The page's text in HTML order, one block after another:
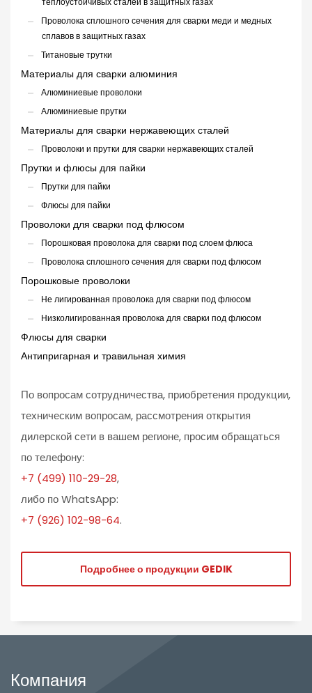
Проволока сплошного сечения для сварки меди и медных
сплавов в защитных газах
Титановые трутки
Материалы для сварки алюминия
Алюминиевые проволоки
Алюминиевые прутки
Материалы для сварки нержавеющих сталей
Проволоки и прутки для сварки нержавеющих сталей
Прутки и флюсы для пайки
Прутки для пайки
Флюсы для пайки
Проволоки для сварки под флюсом
Порошковая проволока для сварки под слоем флюса
Проволока сплошного сечения для сварки под флюсом
Порошковые проволоки
Не лигированная проволока для сварки под флюсом
Низколигированная проволока для сварки под флюсом
Флюсы для сварки
Антипригарная и травильная химия
По вопросам сотрудничества, приобретения продукции,
техническим вопросам, рассмотрения открытия
дилерской сети в вашем регионе, просим обращаться
по телефону:
+7 (499) 110-29-28,
либо по WhatsApp:
+7 (926) 102-98-64.
Подробнее о продукции GEDIK
Компания